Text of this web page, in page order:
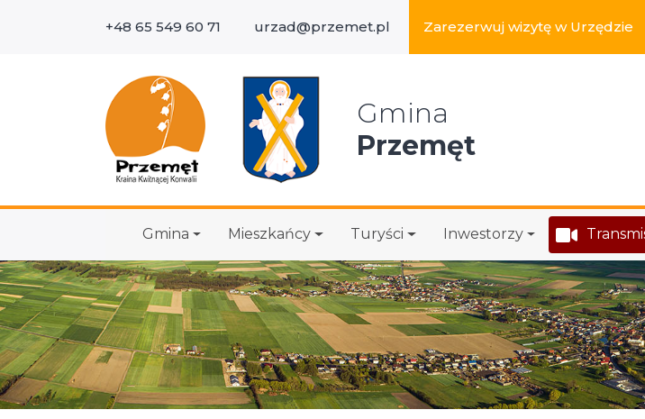
+48 65 549 60 71 urzad@przemet.pl Zarezerwuj wizytę w Urzędzie
Gmina
Przemęt
Gmina Mieszkańcy Turyści Inwestorzy
Wyszukaj w serwisie